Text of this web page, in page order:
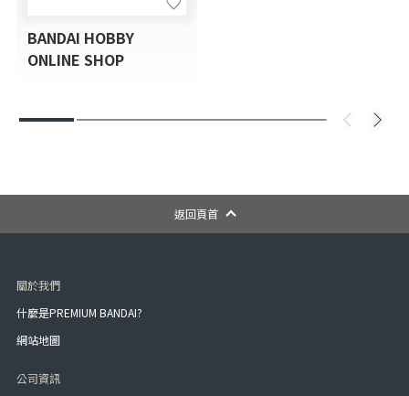
BANDAI HOBBY
ONLINE SHOP
返回頁首
關於我們
什麼是PREMIUM BANDAI?
網站地圖
公司資訊